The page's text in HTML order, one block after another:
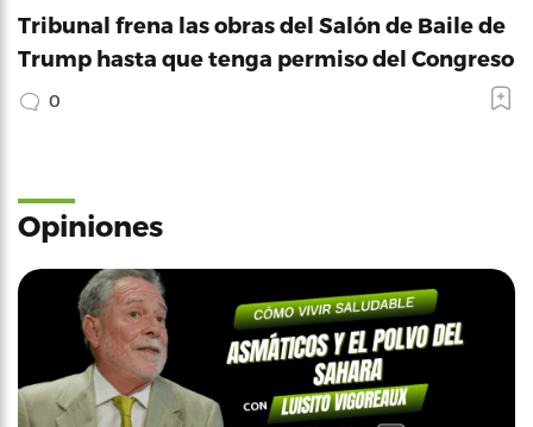
Tribunal frena las obras del Salón de Baile de
Trump hasta que tenga permiso del Congreso
0
Opiniones